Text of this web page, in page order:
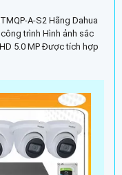
A-S2 Hãng Dahua
trình Hình ảnh sắc
5.0 MP Được tích hợp